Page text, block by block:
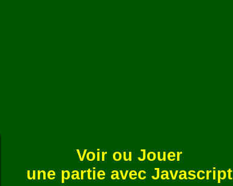
Voir ou Jouer
une partie avec Javascript